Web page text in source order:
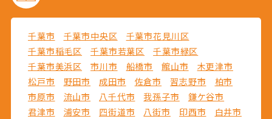
千葉市 千葉市中央区
千葉市花見川区
千葉市稲毛区
千葉市若葉区
千葉市緑区
千葉市美浜区
市川市 船橋市 館山市
木更津市
松戸市
野田市 成田市 佐倉市 習志野市
柏市
市原市
流山市 八千代市 我孫子市
鎌ケ谷市
君津市
浦安市 四街道市 八街市 印西市
白井市